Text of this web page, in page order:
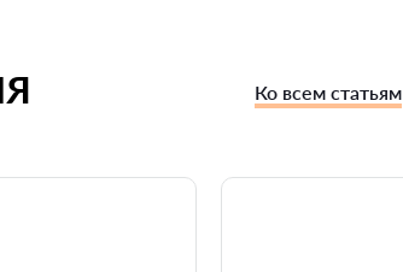
Ко всем статьям